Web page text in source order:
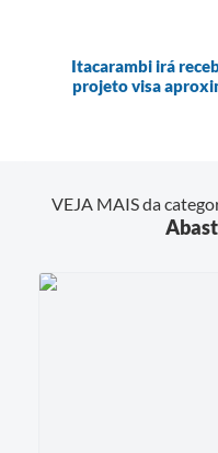
Itacarambi irá
projeto visa
VEJA MAIS da